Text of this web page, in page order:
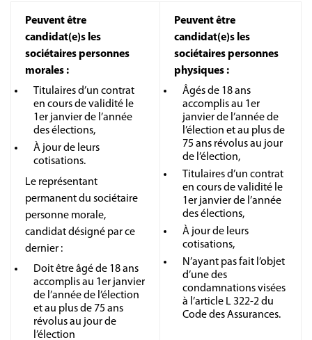
Peuvent être
candidat(e)s les
sociétaires personnes
morales :
Titulaires d’un contrat
en cours de validité le
1er janvier de l’année
des élections,
À jour de leurs
cotisations.
Le représentant
permanent du sociétaire
personne morale,
candidat désigné par ce
dernier :
Doit être âgé de 18 ans
accomplis au 1er janvier
de l’année de l’élection
et au plus de 75 ans
révolus au jour de
l’élection
Peuvent être
candidat(e)s les
sociétaires personnes
physiques :
Âgés de 18 ans
accomplis au 1er
janvier de l’année de
l’élection et au plus de
75 ans révolus au jour
de l’élection,
Titulaires d’un contrat
en cours de validité le
1er janvier de l’année
des élections,
À jour de leurs
cotisations,
N’ayant pas fait l’objet
d’une des
condamnations visées
à l’article L 322-2 du
Code des Assurances.